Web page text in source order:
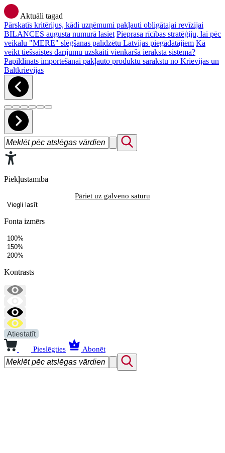
Aktuāli tagad
Pārskatīs kritērijus, kādi uzņēmumi pakļauti obligātajai revīzijai
BILANCES augusta numurā lasiet Pieprasa rīcības stratēģiju, lai pēc
veikalu "MERE" slēgšanas palīdzētu Latvijas piegādātājiem Kā
veikt tiešsaistes darījumu uzskaiti vienkāršā ieraksta sistēmā?
Papildināts importēšanai pakļauto produktu sarakstu no Krievijas un
Baltkrievijas
Piekļūstamība
Pāriet uz galveno saturu
Viegli lasīt
Fonta izmērs
100%
150%
200%
Kontrasts
Atiestatīt
Pieslēgties Abonēt